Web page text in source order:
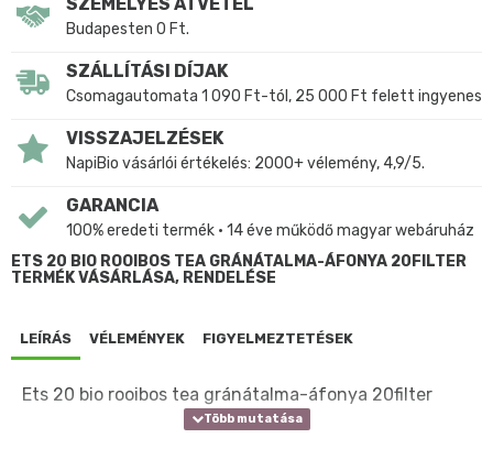
Budapesten 0 Ft.
SZÁLLÍTÁSI DÍJAK
Csomagautomata 1 090 Ft-tól, 25 000 Ft felett ingyenes
VISSZAJELZÉSEK
NapiBio vásárlói értékelés: 2000+ vélemény, 4,9/5.
GARANCIA
100% eredeti termék • 14 éve működő magyar webáruház
ETS 20 BIO ROOIBOS TEA GRÁNÁTALMA-ÁFONYA 20FILTER
TERMÉK VÁSÁRLÁSA, RENDELÉSE
LEÍRÁS VÉLEMÉNYEK FIGYELMEZTETÉSEK
Ets 20 bio rooibos tea gránátalma-áfonya 20filter